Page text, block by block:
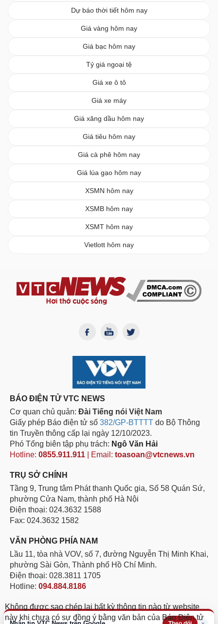
Dự báo thời tiết hôm nay
Giá vàng hôm nay
Giá bạc hôm nay
Tỷ giá ngoại tệ
Giá xe ô tô
Giá xe máy
Giá xăng dầu hôm nay
Giá tiêu hôm nay
Giá cà phê hôm nay
Giá lúa gạo hôm nay
XSMN hôm nay
XSMB hôm nay
XSMT hôm nay
Vietlott hôm nay
BÁO ĐIỆN TỬ VTC NEWS
Cơ quan chủ quản: Đài Tiếng nói Việt Nam
Giấy phép Báo điện tử số 382/GP-BTTTT do Bộ Thông
tin Truyền thông cấp lại ngày 12/10/2023.
Phó Tổng biên tập phụ trách: Ngô Văn Hải
Hotline: 0855.911.911 | Email: toasoan@vtcnews.vn
TRỤ SỞ CHÍNH
Tầng 9, Trung tâm Phát thanh Quốc gia, Số 58 Quán Sứ,
phường Cửa Nam, thành phố Hà Nội
Điện thoại: 024.3632 1588
Fax: 024.3632 1582
VĂN PHÒNG PHÍA NAM
Lầu 11, tòa nhà VOV, số 7, đường Nguyễn Thị Minh Khai,
phường Sài Gòn, Thành phố Hồ Chí Minh.
Điện thoại: 028.3811 1705
Hotline: 094.884.8186
Không được sao chép lại bất kỳ thông tin nào từ website
này khi chưa có sự đồng ý bằng văn bản của Báo Điện tử